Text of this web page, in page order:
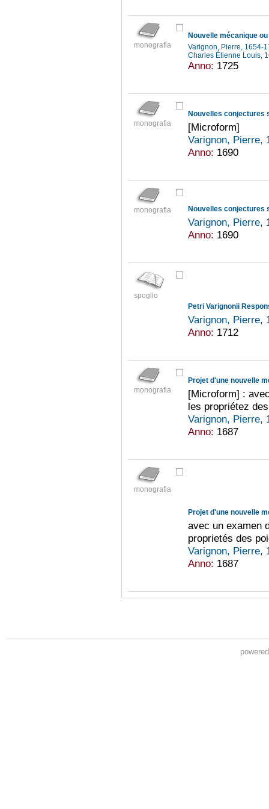
monografia
Varignon, Pierre, 1654-
Charles Étienne Louis,
Anno: 1725
monografia
Nouvelles conjectures
[Microform]
Varignon, Pierre,
Anno: 1690
monografia Nouvelles conjectures
Varignon, Pierre,
Anno: 1690
spoglio
Varignon, Pierre,
Anno: 1712
monografia
Projet d'une nouvelle
[Microform] :
les propriétez
Varignon, Pierre,
Anno: 1687
monografia
Projet d'une nouvelle
avec un examen
proprietés des
Varignon, Pierre,
Anno: 1687